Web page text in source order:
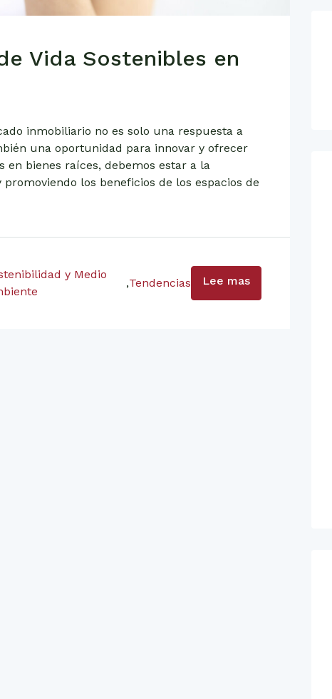
Vida Sostenibles en
inmobiliario no es solo una respuesta a
una oportunidad para innovar y ofrecer
en bienes raíces, debemos estar a la
los beneficios de los espacios de
y Medio
,Tendencias Lee mas